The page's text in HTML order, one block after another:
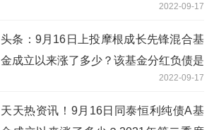
2022-09-17
头条：9月16日上投摩根成长先锋混合基
金成立以来涨了多少？该基金分红负债是
2022-09-17
天天热资讯！9月16日同泰恒利纯债A基